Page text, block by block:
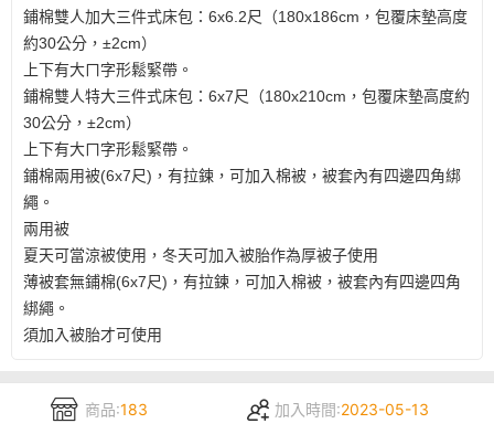
鋪棉雙人加大三件式床包：6x6.2尺（180x186cm，包覆床墊高度
約30公分，±2cm）
上下有大ㄇ字形鬆緊帶。
鋪棉雙人特大三件式床包：6x7尺（180x210cm，包覆床墊高度約
30公分，±2cm）
上下有大ㄇ字形鬆緊帶。
鋪棉兩用被(6x7尺)，有拉鍊，可加入棉被，被套內有四邊四角綁
繩。
兩用被
夏天可當涼被使用，冬天可加入被胎作為厚被子使用
薄被套無鋪棉(6x7尺)，有拉鍊，可加入棉被，被套內有四邊四角
綁繩。
須加入被胎才可使用
商品:183 加入時間:2023-05-13